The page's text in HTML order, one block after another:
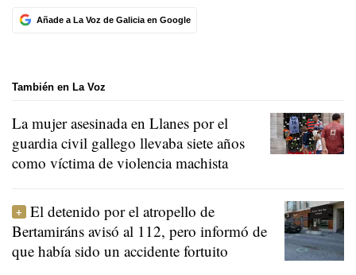
Añade a La Voz de Galicia en Google
También en La Voz
La mujer asesinada en Llanes por el
guardia civil gallego llevaba siete años
como víctima de violencia machista
El detenido por el atropello de
Bertamiráns avisó al 112, pero informó de
que había sido un accidente fortuito